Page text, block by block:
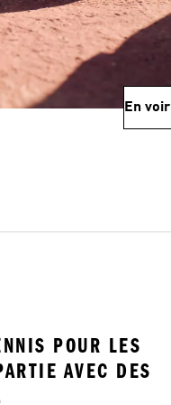
En
POUR LES
AVEC DES